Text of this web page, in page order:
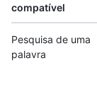
compatível
Pesquisa de uma
palavra